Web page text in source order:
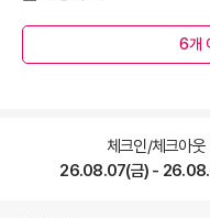
6개
체크인/체크아웃
26.08.07(금) -